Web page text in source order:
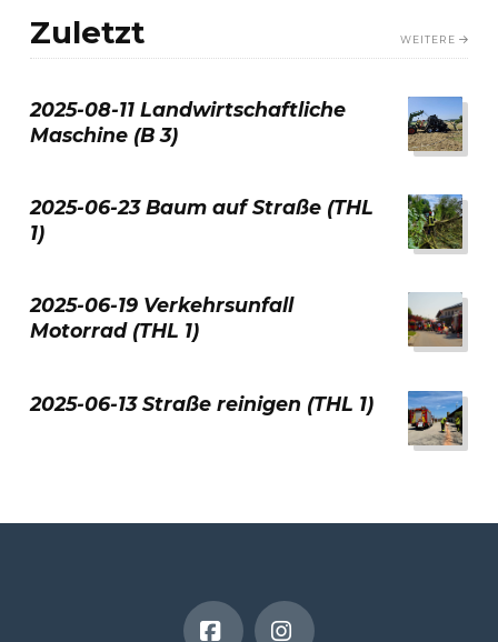
Zuletzt WEITERE
2025-08-11 Landwirtschaftliche
Maschine (B 3)
2025-06-23 Baum auf Straße (THL
1)
2025-06-19 Verkehrsunfall
Motorrad (THL 1)
2025-06-13 Straße reinigen (THL 1)